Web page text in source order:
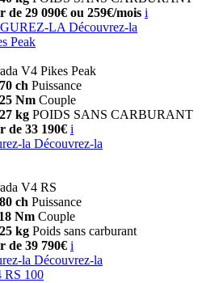
de 29 090€ ou 259€/mois i
LA Découvrez-la
Peak
V4 Pikes Peak
ch Puissance
Nm Couple
kg POIDS SANS CARBURANT
de 33 190€ i
la Découvrez-la
V4 RS
ch Puissance
Nm Couple
kg Poids sans carburant
de 39 790€ i
la Découvrez-la
RS 100